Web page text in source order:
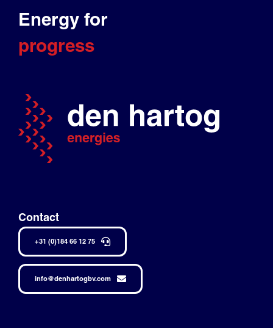
Energy for
progress
Contact
+31 (0)184 66 12 75
info@denhartogbv.com